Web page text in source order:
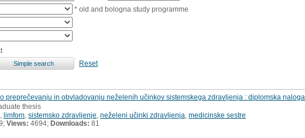
* old and bologna study programme
Reset
preprečevanju in obvladovanju neželenih učinkov sistemskega zdravljenja : diplomska naloga
thesis
limfom sistemsko zdravljenje neželeni učinki zdravljenja medicinske sestre
Views: 4694; Downloads: 81